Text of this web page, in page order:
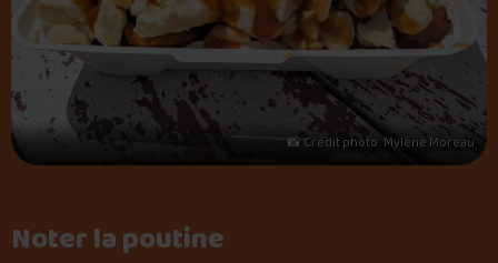
Noter la poutine
📸 Crédit photo : Mylène Moreau